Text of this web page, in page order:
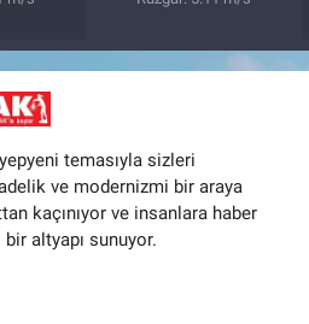
temasıyla sizleri
ve modernizmi bir araya
kaçınıyor ve insanlara haber
altyapı sunuyor.